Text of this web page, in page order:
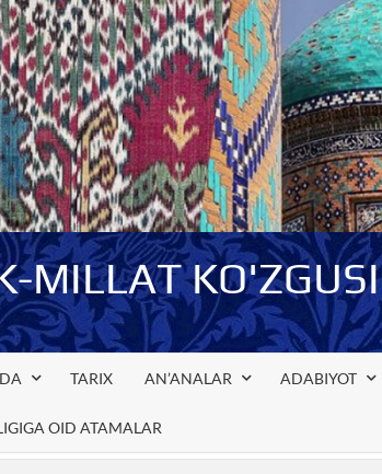
MILLAT KO'ZGUSI
TARIX AN’ANALAR ADABIYOT
OID ATAMALAR